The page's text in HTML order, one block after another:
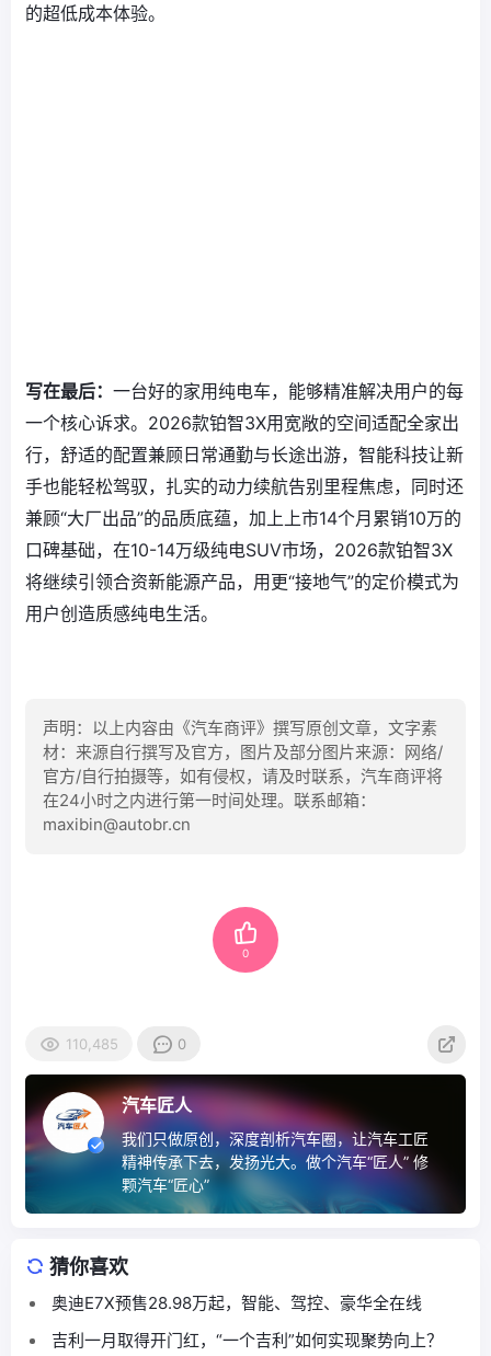
的超低成本体验。
写在最后： 一台好的家用纯电车，能够精准解决用户的每
一个核心诉求。2026款铂智3X用宽敞的空间适配全家出
行，舒适的配置兼顾日常通勤与长途出游，智能科技让新
手也能轻松驾驭，扎实的动力续航告别里程焦虑，同时还
兼顾“大厂出品”的品质底蕴，加上上市14个月累销10万的
口碑基础，在10-14万级纯电SUV市场，2026款铂智3X
将继续引领合资新能源产品，用更“接地气”的定价模式为
用户创造质感纯电生活。
声明：以上内容由《汽车商评》撰写原创文章，文字素
材：来源自行撰写及官方，图片及部分图片来源：网络/
官方/自行拍摄等，如有侵权，请及时联系，汽车商评将
在24小时之内进行第一时间处理。联系邮箱：
maxibin@autobr.cn
0
110,485 0
汽车匠人
我们只做原创，深度剖析汽车圈，让汽车工匠
精神传承下去，发扬光大。做个汽车“匠人” 修
颗汽车“匠心”
猜你喜欢
奥迪E7X预售28.98万起，智能、驾控、豪华全在线
吉利一月取得开门红，“一个吉利”如何实现聚势向上？